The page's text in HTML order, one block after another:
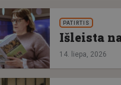
PATIRTIS
Išleista
14. liepa, 2026